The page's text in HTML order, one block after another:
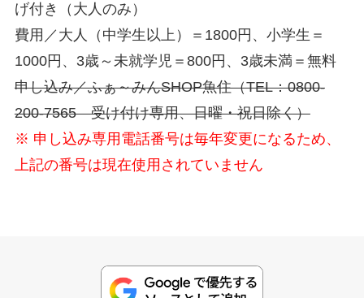
げ付き（大人のみ）
費用／大人（中学生以上）＝1800円、小学生＝
1000円、3歳～未就学児＝800円、3歳未満＝無料
申し込み／ふぁ～みんSHOP魚住（TEL：0800-
200-7565 受け付け専用、日曜・祝日除く）
※ 申し込み専用電話番号は毎年変更になるため、
上記の番号は現在使用されていません